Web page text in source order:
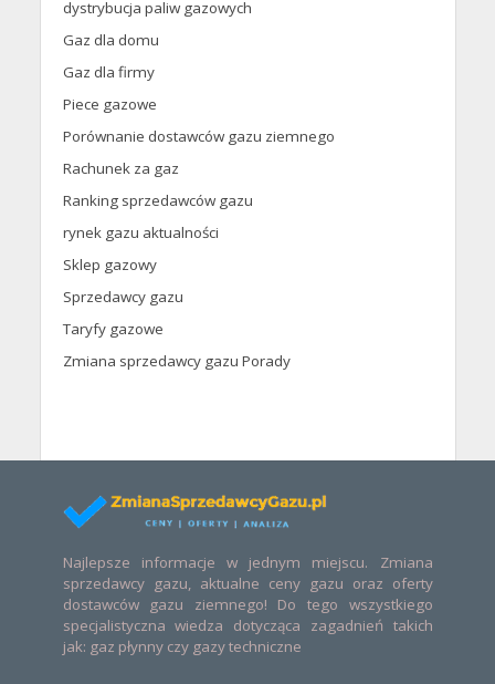
dystrybucja paliw gazowych
Gaz dla domu
Gaz dla firmy
Piece gazowe
Porównanie dostawców gazu ziemnego
Rachunek za gaz
Ranking sprzedawców gazu
rynek gazu aktualności
Sklep gazowy
Sprzedawcy gazu
Taryfy gazowe
Zmiana sprzedawcy gazu Porady
Najlepsze informacje w jednym miejscu. Zmiana
sprzedawcy gazu, aktualne ceny gazu oraz oferty
dostawców gazu ziemnego! Do tego wszystkiego
specjalistyczna wiedza dotycząca zagadnień takich
jak: gaz płynny czy gazy techniczne